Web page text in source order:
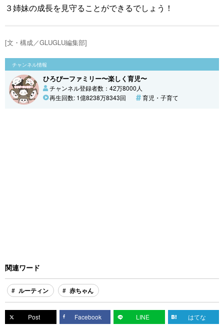
３姉妹の成長を見守ることができるでしょう！
[文・構成／GLUGLU編集部]
チャンネル情報
ひろぴーファミリー〜楽しく育児〜
チャンネル登録者数：42万8000人
再生回数: 1億8238万8343回
育児・子育て
関連ワード
ルーティン 赤ちゃん
Post Facebook LINE はてな